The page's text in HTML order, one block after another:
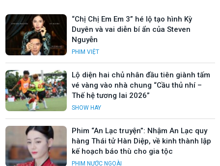
“Chị Chị Em Em 3” hé lộ tạo hình Kỳ
Duyên và vai diễn bí ẩn của Steven
Nguyễn
PHIM VIỆT
Lộ diện hai chủ nhân đầu tiên giành tấm
vé vàng vào nhà chung “Cầu thủ nhí –
Thế hệ tương lai 2026”
SHOW HAY
Phim “An Lạc truyện”: Nhậm An Lạc quy
hàng Thái tử Hàn Diệp, về kinh thành lập
kế hoạch báo thù cho gia tộc
PHIM NƯỚC NGOÀI